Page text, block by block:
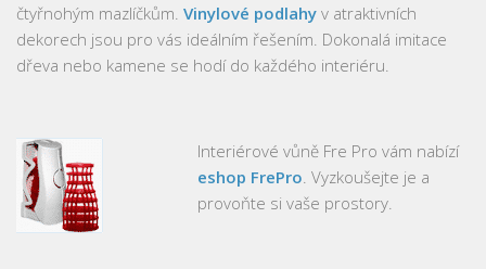
čtyřnohým mazlíčkům. Vinylové podlahy v atraktivních
dekorech jsou pro vás ideálním řešením. Dokonalá imitace
dřeva nebo kamene se hodí do každého interiéru.
Interiérové vůně Fre Pro vám nabízí
eshop FrePro . Vyzkoušejte je a
provoňte si vaše prostory.